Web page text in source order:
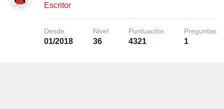
Escritor
Desde
01/2018
Nivel
36
Puntuación
4321
Preguntas
1